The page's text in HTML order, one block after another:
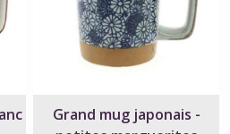
Grand mug japonais -